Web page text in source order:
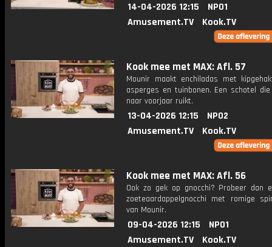
14-04-2026 12:15
NPO1
Amusement.TV
Kook.TV
Kook mee met MAX: Afl. 57
Mounir maakt enchiladas met
asperges en tuinbonen. Een schotel
naar voorjaar ruikt.
13-04-2026 12:15
NPO2
Amusement.TV
Kook.TV
Kook mee met MAX: Afl. 56
Ook zo gek op gnocchi? Probeer dan
zoeteaardappelgnocchi met romige
van Mounir.
09-04-2026 12:15
NPO1
Amusement.TV
Kook.TV